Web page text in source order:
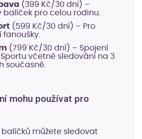
(399 Kč/30 dní) –
balíček pro celou rodinu.
(599 Kč/30 dní) – Pro
fanoušky.
(799 Kč/30 dní) – Spojení
včetně sledování na 3
současně.
mohu používat pro
balíčků můžete sledovat